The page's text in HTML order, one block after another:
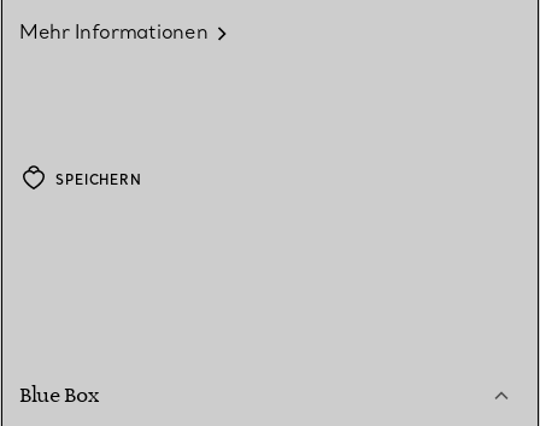
Mehr Informationen
SPEICHERN
Blue Box